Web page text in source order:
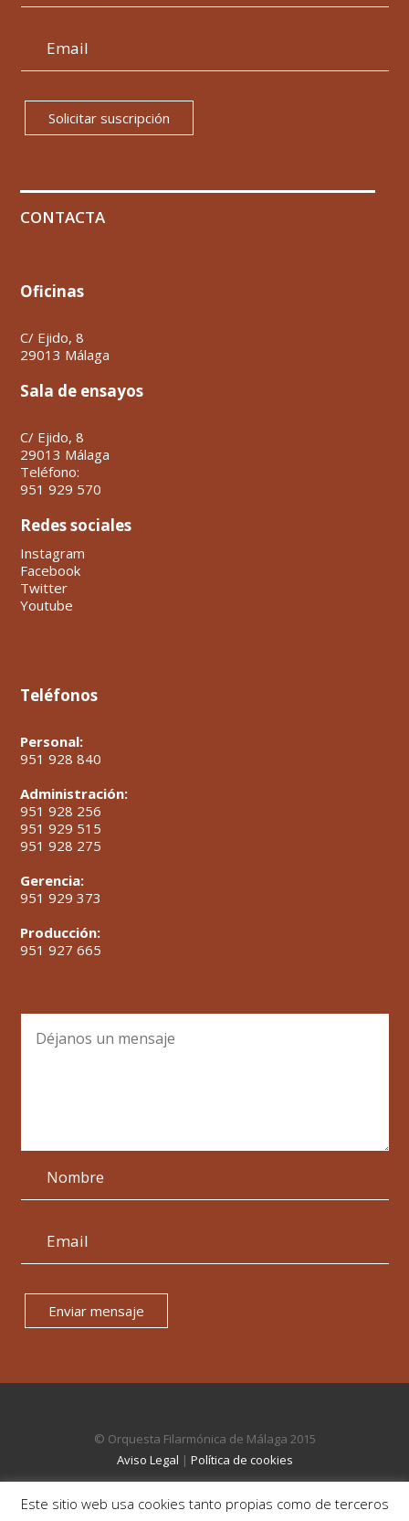
Solicitar suscripción
CONTACTA
Oficinas
C/ Ejido, 8
29013 Málaga
Sala de ensayos
C/ Ejido, 8
29013 Málaga
Teléfono:
951 929 570
Redes sociales
Instagram
Facebook
Twitter
Youtube
Teléfonos
Personal:
951 928 840
Administración:
951 928 256
951 929 515
951 928 275
Gerencia:
951 929 373
Producción:
951 927 665
Enviar mensaje
© Orquesta Filarmónica de Málaga 2015
Aviso Legal | Política de cookies
Este sitio web usa cookies tanto propias como de terceros